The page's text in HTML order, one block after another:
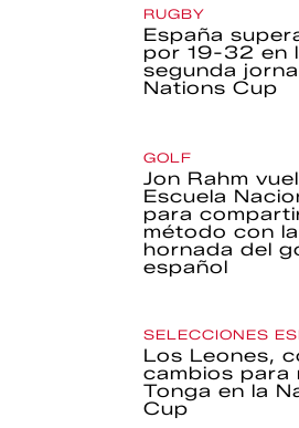
RUGBY
España
por 19-32 en
segunda
Nations Cup
GOLF
Jon Rahm
Escuela
para
método con
hornada del
español
SELECCIONES
Los Leones,
cambios para
Tonga en la
Cup